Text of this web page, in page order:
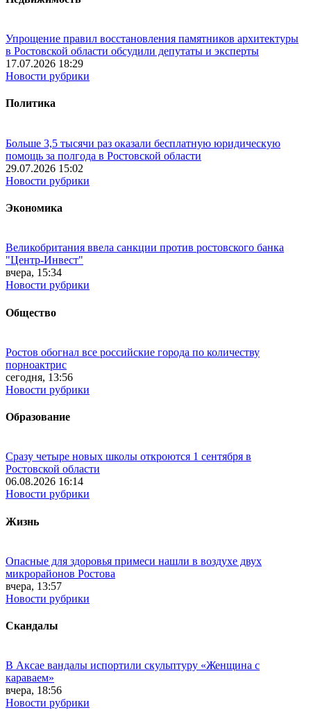
Упрощение правил восстановления памятников архитектуры
в Ростовской области обсудили депутаты и эксперты
17.07.2026 18:29
Новости рубрики
Политика
Больше 3,5 тысячи раз оказали бесплатную юридическую
помощь за полгода в Ростовской области
29.07.2026 15:02
Новости рубрики
Экономика
Великобритания ввела санкции против ростовского банка
"Центр-Инвест"
вчера, 15:34
Новости рубрики
Общество
Ростов обогнал все российские города по количеству
порноактрис
сегодня, 13:56
Новости рубрики
Образование
Сразу четыре новых школы откроются 1 сентября в
Ростовской области
06.08.2026 16:14
Новости рубрики
Жизнь
Опасные для здоровья примеси нашли в воздухе двух
микрорайонов Ростова
вчера, 13:57
Новости рубрики
Скандалы
В Аксае вандалы испортили скульптуру «Женщина с
караваем»
вчера, 18:56
Новости рубрики